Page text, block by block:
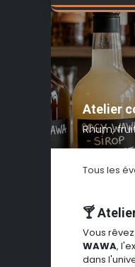
Atelier
Rhum,
Tous les
🍸
Vous
WAWA,
dans